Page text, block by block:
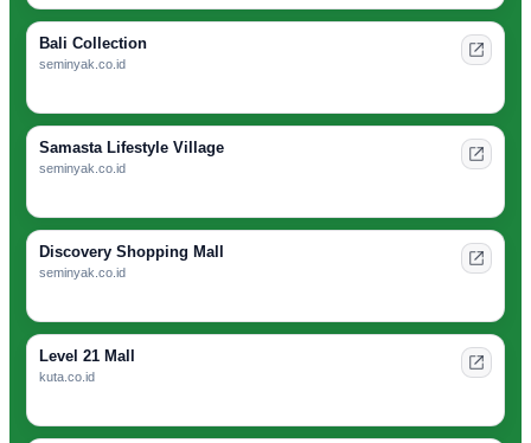
Bali Collection
seminyak.co.id
Samasta Lifestyle Village
seminyak.co.id
Discovery Shopping Mall
seminyak.co.id
Level 21 Mall
kuta.co.id